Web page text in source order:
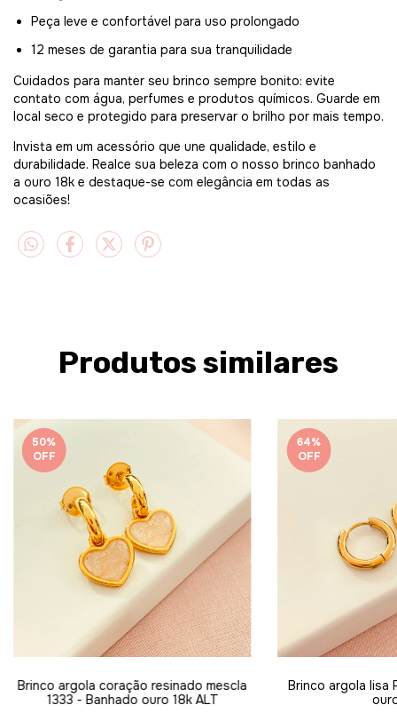
Peça leve e confortável para uso prolongado
12 meses de garantia para sua tranquilidade
Cuidados para manter seu brinco sempre bonito: evite
contato com água, perfumes e produtos químicos. Guarde em
local seco e protegido para preservar o brilho por mais tempo.
Invista em um acessório que une qualidade, estilo e
durabilidade. Realce sua beleza com o nosso brinco banhado
a ouro 18k e destaque-se com elegância em todas as
ocasiões!
Produtos similares
50%
OFF
Brinco argola coração resinado mescla
1333 - Banhado ouro 18k ALT
64%
OFF
Brinco argola lisa